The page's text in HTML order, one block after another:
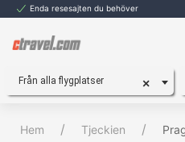
Enda resesajten du behöver
×
Från alla flygplatser
Hem Tjeckien